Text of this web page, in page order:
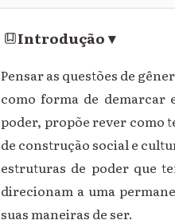
Introdução▾
Pensar as questões de
como forma de demarcar
poder, propõe rever como
de construção social e
estruturas de poder que
direcionam a uma
suas maneiras de ser.